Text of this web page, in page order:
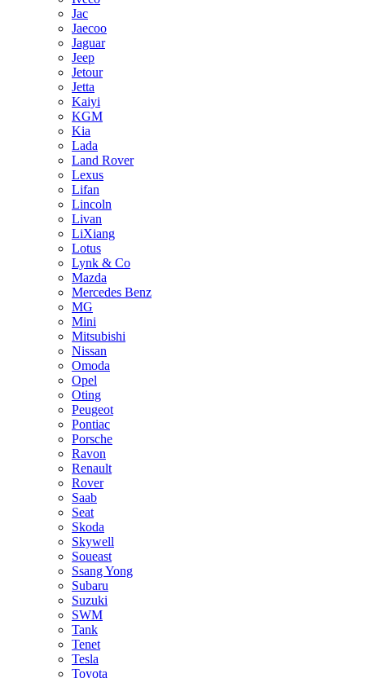
Jac
Jaecoo
Jaguar
Jeep
Jetour
Jetta
Kaiyi
KGM
Kia
Lada
Land Rover
Lexus
Lifan
Lincoln
Livan
LiXiang
Lotus
Lynk & Co
Mazda
Mercedes Benz
MG
Mini
Mitsubishi
Nissan
Omoda
Opel
Oting
Peugeot
Pontiac
Porsche
Ravon
Renault
Rover
Saab
Seat
Skoda
Skywell
Soueast
Ssang Yong
Subaru
Suzuki
SWM
Tank
Tenet
Tesla
Toyota